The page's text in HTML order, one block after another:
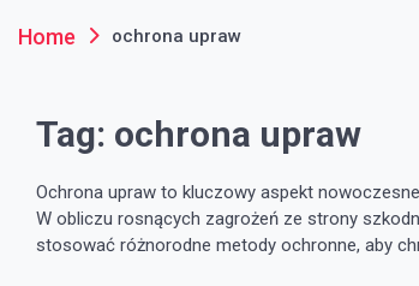
Home ochrona upraw
Tag: ochrona upraw
Ochrona upraw to kluczowy aspekt
W obliczu rosnących zagrożeń ze strony
stosować różnorodne metody ochronne, aby